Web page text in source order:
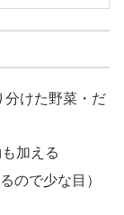
分けた野菜・だ
加える
ので少な目）